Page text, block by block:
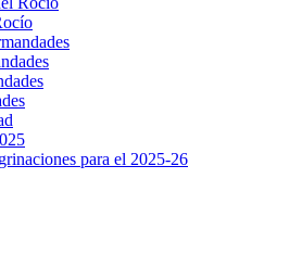
para el 2025-26